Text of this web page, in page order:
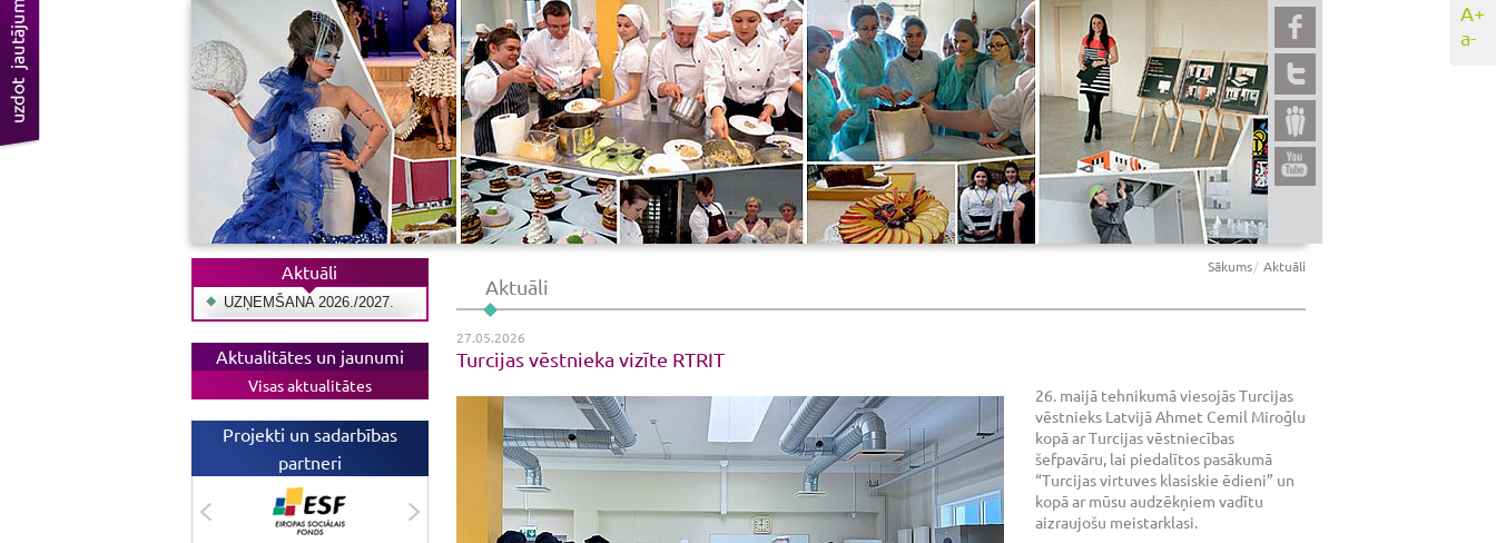
A+
a-
Aktuāli
UZŅEMŠANA 2026./2027.
Aktualitātes un jaunumi
Visas aktualitātes
Projekti un sadarbības
partneri
Sākums Aktuāli
Aktuāli
27.05.2026
Turcijas vēstnieka vizīte RTRIT
26. maijā tehnikumā viesojās Turcijas
vēstnieks Latvijā Ahmet Cemil Miroğlu
kopā ar Turcijas vēstniecības
šefpavāru, lai piedalītos pasākumā
“Turcijas virtuves klasiskie ēdieni” un
kopā ar mūsu audzēkņiem vadītu
aizraujošu meistarklasi.